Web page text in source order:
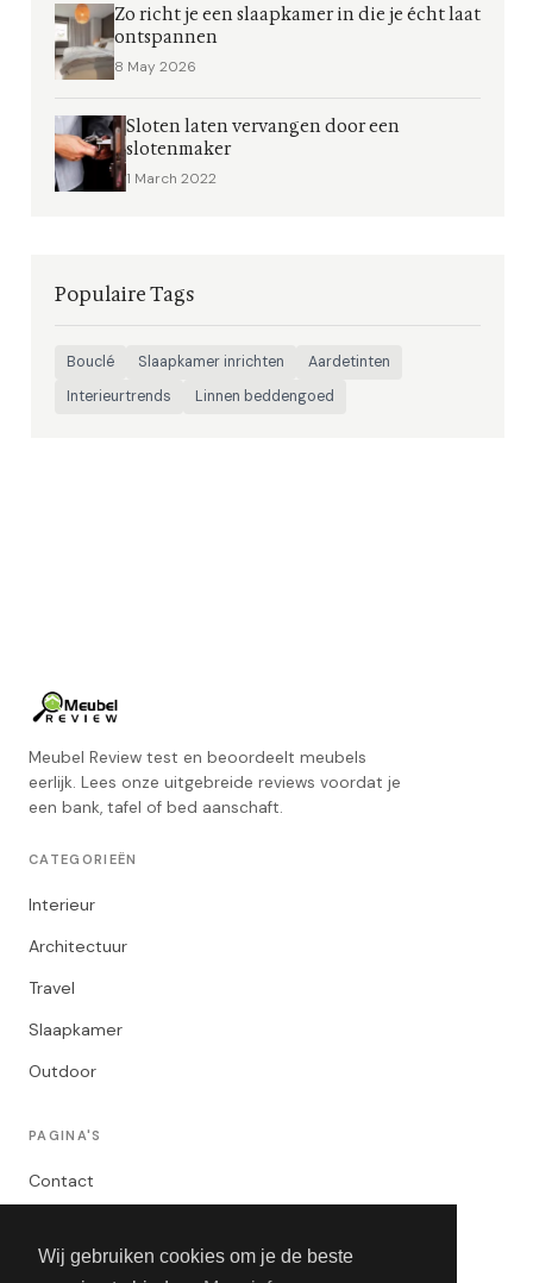
Wij gebruiken cookies om je de beste
Zo richt je een slaapkamer in die je écht laat
ontspannen
8 May 2026
Sloten laten vervangen door een
slotenmaker
1 March 2022
Populaire Tags
Bouclé Slaapkamer inrichten
Aardetinten
Interieurtrends
Linnen beddengoed
Meubel Review test en beoordeelt meubels
eerlijk. Lees onze uitgebreide reviews voordat je
een bank, tafel of bed aanschaft.
CATEGORIEËN
Interieur
Architectuur
Travel
Slaapkamer
Outdoor
PAGINA'S
Contact
Algemene Voorwaarden